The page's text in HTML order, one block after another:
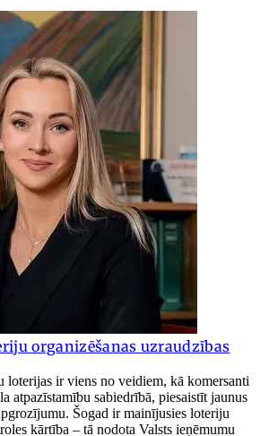
organizēšanas uzraudzības
loterijas ir viens no veidiem, kā komersanti
atpazīstamību sabiedrībā, piesaistīt jaunus
Šogad ir mainījusies loteriju
kārtība – tā nodota Valsts ieņēmumu